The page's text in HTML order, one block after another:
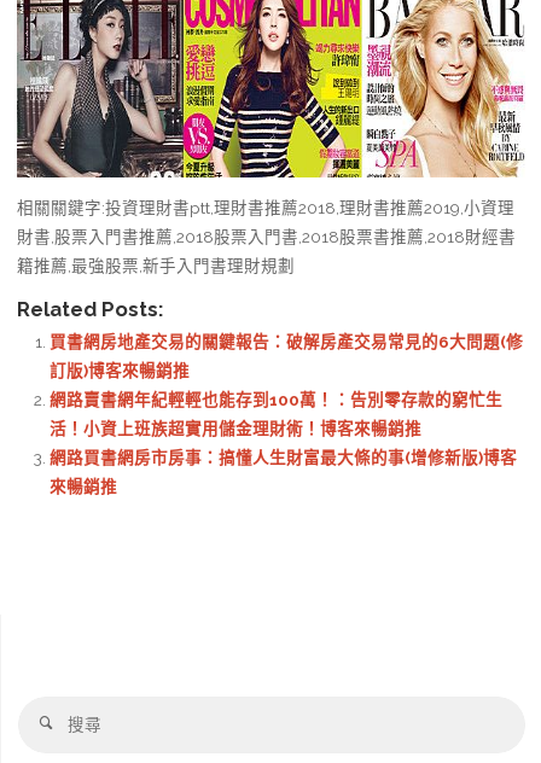
相關關鍵字:投資理財書ptt,理財書推薦2018,理財書推薦2019,小資理
財書,股票入門書推薦,2018股票入門書,2018股票書推薦,2018財經書
籍推薦,最強股票,新手入門書理財規劃
Related Posts:
買書網房地產交易的關鍵報告：破解房產交易常見的6大問題(修
訂版)博客來暢銷推
網路賣書網年紀輕輕也能存到100萬！：告別零存款的窮忙生
活！小資上班族超實用儲金理財術！博客來暢銷推
網路買書網房市房事：搞懂人生財富最大條的事(增修新版)博客
來暢銷推
搜